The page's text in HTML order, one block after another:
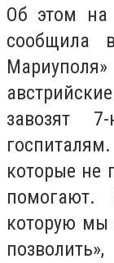
Об этом на
сообщила
завозят
которые не
помогают.
которую мы